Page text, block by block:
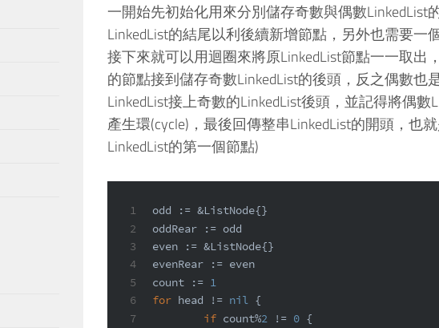
一開始先初始化用來分別儲存奇數與偶數LinkedList
LinkedList的結尾以利後續新增節點，另外也需要
接下來就可以用迴圈來將原LinkedList節點一一取出
的節點接到儲存奇數LinkedList的後頭，反之偶數也
LinkedList接上奇數的LinkedList後頭，並記得將偶
產生環(cycle)，最後回傳整串LinkedList的開頭，也
LinkedList的第一個節點)
1
2
3
4
5
6
7
odd := &ListNode{}
oddRear := odd
even := &ListNode{}
evenRear := even
count := 1
for head != nil {
if count%2 != 0 {